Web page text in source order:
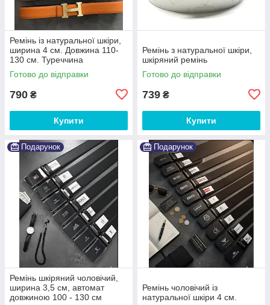
Ремінь із натуральної шкіри,
ширина 4 см. Довжина 110-
130 см. Туреччина
Готово до відправки
790 ₴
Купити
Ремінь з натуральної шкіри,
шкіряний ремінь
Готово до відправки
739 ₴
Купити
Подарунок
Ремінь шкіряний чоловічий,
ширина 3,5 см, автомат
довжиною 100 - 130 см
Подарунок
Ремінь чоловічий із
натуральної шкіри 4 см.